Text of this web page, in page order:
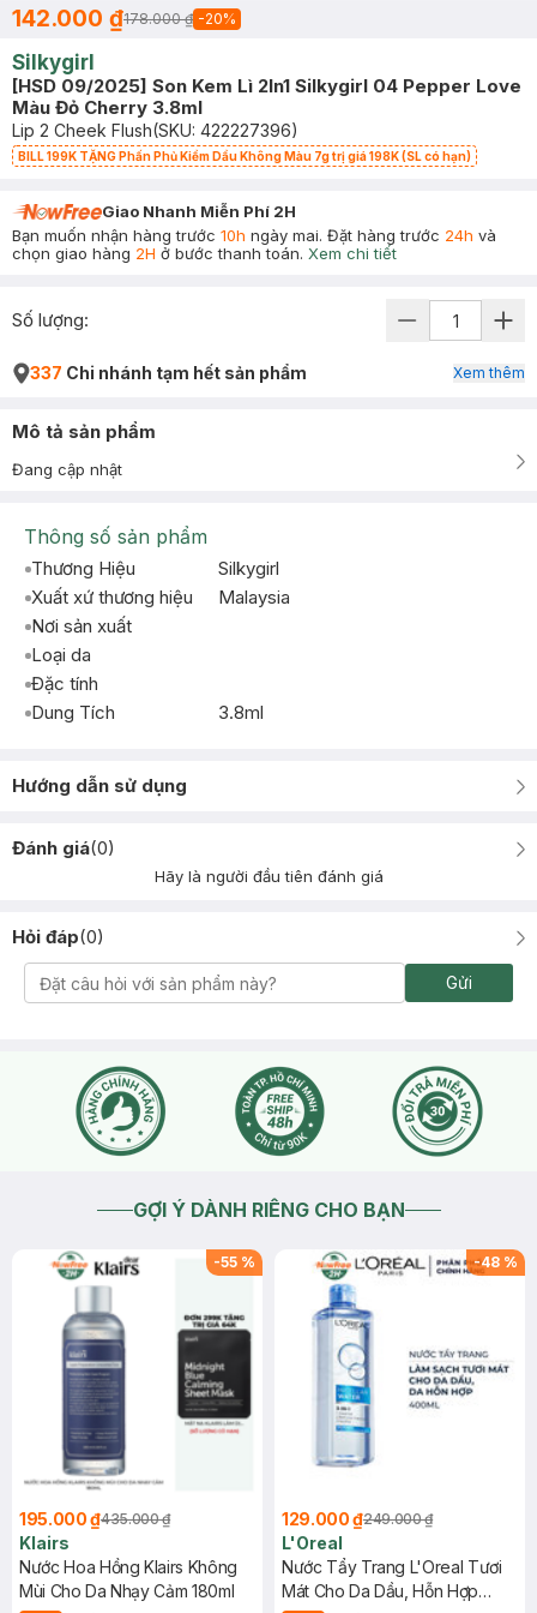
142.000 ₫178.000 ₫ -20%
Silkygirl
[HSD 09/2025] Son Kem Lì 2In1 Silkygirl 04 Pepper Love
Màu Đỏ Cherry 3.8ml
Lip 2 Cheek Flush(SKU: 422227396)
BILL 199K TẶNG Phấn Phủ Kiềm Dầu Không Màu 7g trị giá 198K (SL có hạn)
Giao Nhanh Miễn Phí 2H
Bạn muốn nhận hàng trước 10h ngày mai. Đặt hàng trước 24h và
chọn giao hàng 2H ở bước thanh toán. Xem chi tiết
Số lượng:
337 Chi nhánh tạm hết sản phẩm Xem thêm
Mô tả sản phẩm
Đang cập nhật
Thông số sản phẩm
Thương Hiệu
Silkygirl
Xuất xứ thương hiệu
Malaysia
Nơi sản xuất
Loại da
Đặc tính
Dung Tích
3.8ml
Hướng dẫn sử dụng
Đánh giá(0)
Hãy là người đầu tiên đánh giá
Hỏi đáp(0)
Gửi
GỢI Ý DÀNH RIÊNG CHO BẠN
-55 %
195.000 ₫435.000 ₫
Klairs
Nước Hoa Hồng Klairs Không
Mùi Cho Da Nhạy Cảm 180ml
-48 %
129.000 ₫249.000 ₫
L'Oreal
Nước Tẩy Trang L'Oreal Tươi
Mát Cho Da Dầu, Hỗn Hợp